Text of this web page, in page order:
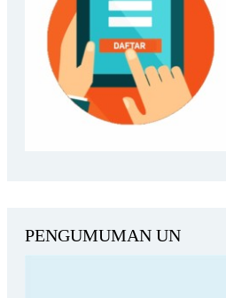
PENGUMUMAN UN